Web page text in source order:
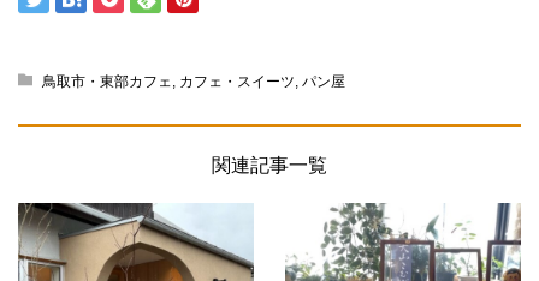
鳥取市・東部カフェ, カフェ・スイーツ, パン屋
関連記事一覧